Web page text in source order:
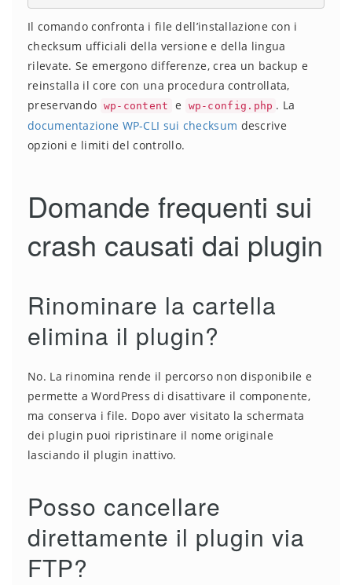
Il comando confronta i file dell’installazione con i
checksum ufficiali della versione e della lingua
rilevate. Se emergono differenze, crea un backup e
reinstalla il core con una procedura controllata,
preservando wp-content e wp-config.php . La
documentazione WP-CLI sui checksum descrive
opzioni e limiti del controllo.
Domande frequenti sui
crash causati dai plugin
Rinominare la cartella
elimina il plugin?
No. La rinomina rende il percorso non disponibile e
permette a WordPress di disattivare il componente,
ma conserva i file. Dopo aver visitato la schermata
dei plugin puoi ripristinare il nome originale
lasciando il plugin inattivo.
Posso cancellare
direttamente il plugin via
FTP?